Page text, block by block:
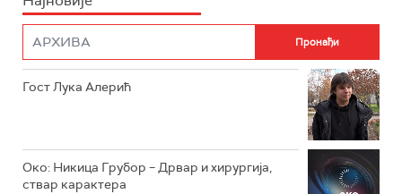
РТС КОЛО
Гост Лука Алерић
Око: Никица Грубор – Дрвар и хирургија,
ствар карактера